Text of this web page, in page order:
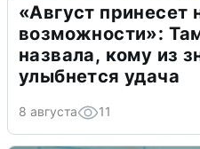
«Август принесет
возможности»:
назвала, кому из
улыбнется удача
8 августа 11